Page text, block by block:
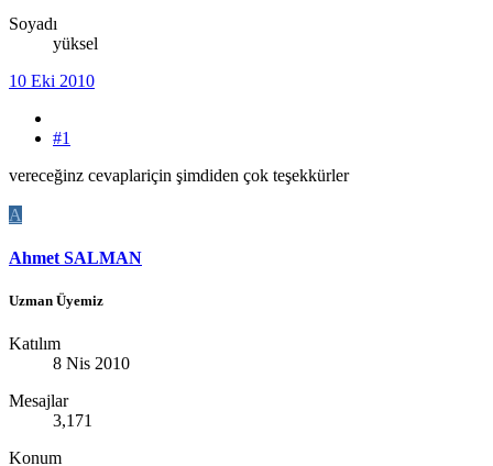
Soyadı
yüksel
10 Eki 2010
#1
vereceğinz cevaplariçin şimdiden çok teşekkürler
A
Ahmet SALMAN
Uzman Üyemiz
Katılım
8 Nis 2010
Mesajlar
3,171
Konum